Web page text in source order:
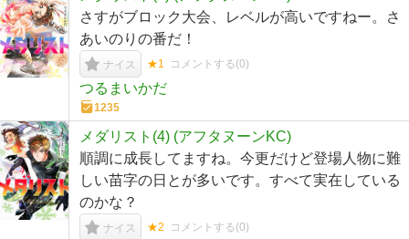
さすがブロック大会、レベルが高いですねー。さ
あいのりの番だ！
ナイス ★1 コメントする(0)
つるまいかだ
1235
メダリスト(4) (アフタヌーンKC)
順調に成長してますね。今更だけど登場人物に難
しい苗字の日とが多いです。すべて実在している
のかな？
ナイス ★2 コメントする(0)